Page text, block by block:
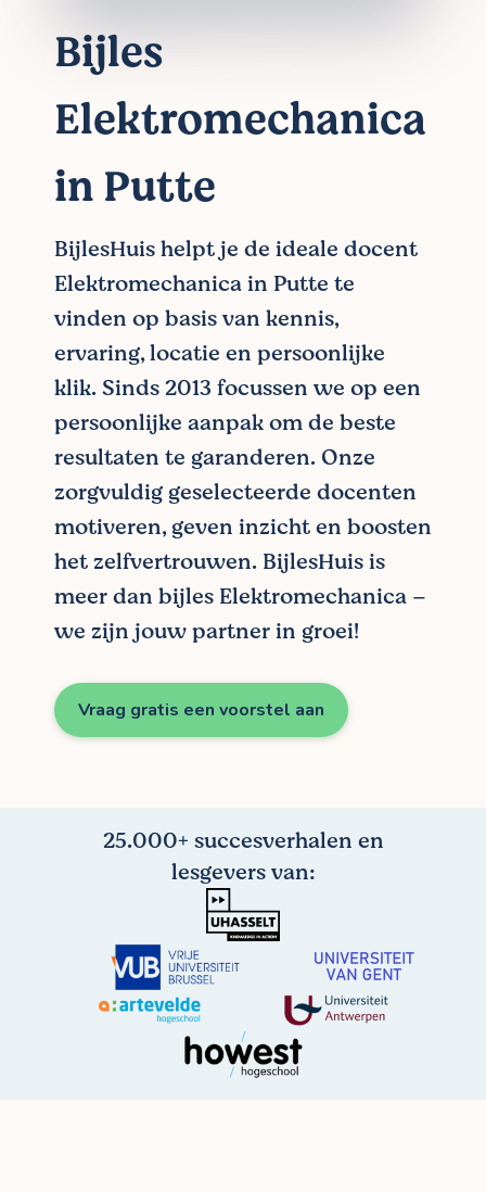
Bijles
Elektromechanica
in Putte
BijlesHuis helpt je de ideale docent
Elektromechanica in Putte te
vinden op basis van kennis,
ervaring, locatie en persoonlijke
klik. Sinds 2013 focussen we op een
persoonlijke aanpak om de beste
resultaten te garanderen. Onze
zorgvuldig geselecteerde docenten
motiveren, geven inzicht en boosten
het zelfvertrouwen. BijlesHuis is
meer dan bijles Elektromechanica –
we zijn jouw partner in groei!
Vraag gratis een voorstel aan
25.000+ succesverhalen en
lesgevers van: